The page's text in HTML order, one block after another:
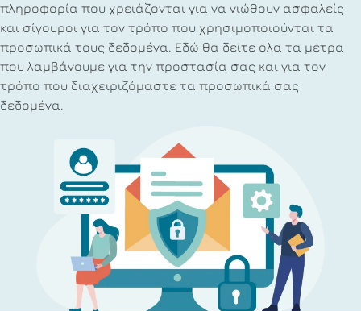
πληροφορία που χρειάζονται για να νιώθουν ασφαλείς
και σίγουροι για τον τρόπο που χρησιμοποιούνται τα
προσωπικά τους δεδομένα. Εδώ θα δείτε όλα τα μέτρα
που λαμβάνουμε για την προστασία σας και για τον
τρόπο που διαχειριζόμαστε τα προσωπικά σας
δεδομένα.